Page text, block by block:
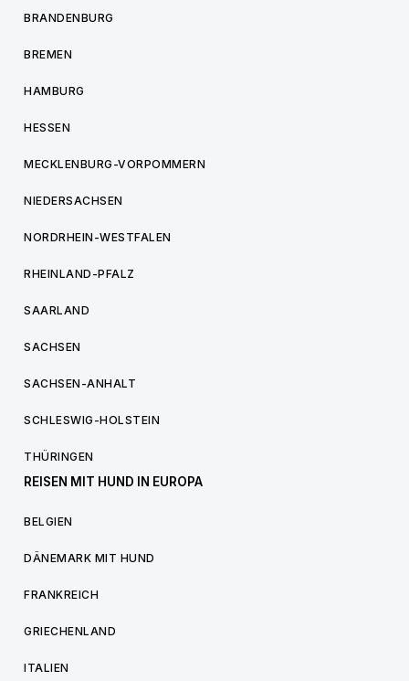
BRANDENBURG
BREMEN
HAMBURG
HESSEN
MECKLENBURG-VORPOMMERN
NIEDERSACHSEN
NORDRHEIN-WESTFALEN
RHEINLAND-PFALZ
SAARLAND
SACHSEN
SACHSEN-ANHALT
SCHLESWIG-HOLSTEIN
THÜRINGEN
REISEN MIT HUND IN EUROPA
BELGIEN
DÄNEMARK MIT HUND
FRANKREICH
GRIECHENLAND
ITALIEN